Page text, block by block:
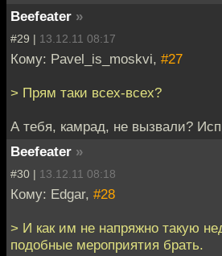
Beefeater »
#29 | 13.12.11 08:17
Кому: Pavel_is_moskvi, #27
> Прям таки всех-всех?
А тебя, камрад, не вызвали?
Beefeater »
#30 | 13.12.11 08:18
Кому: Edgar, #28
> И как им не напряжно такую
подобные мероприятия брать.